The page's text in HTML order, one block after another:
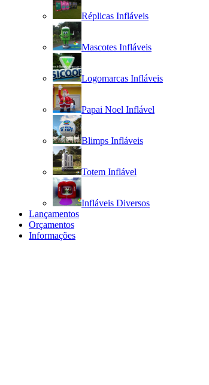
Réplicas Infláveis
Mascotes Infláveis
Logomarcas Infláveis
Papai Noel Inflável
Blimps Infláveis
Totem Inflável
Infláveis Diversos
Lançamentos
Orçamentos
Informações